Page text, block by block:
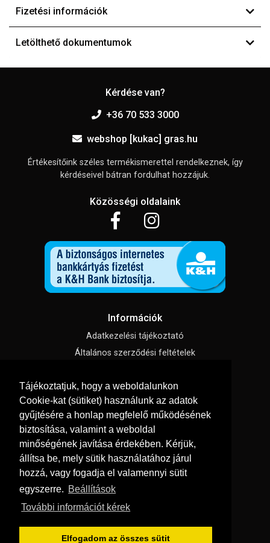
Tájékoztatjuk, hogy a weboldalunkon
Cookie-kat (sütiket) használunk az adatok
gyűjtésére a honlap megfelelő működésének
biztosítása, valamint a weboldal
minőségének javítása érdekében. Kérjük,
állítsa be, mely sütik használatához járul
hozzá, vagy fogadja el valamennyi sütit
egyszerre. Beállítások
További információt kérek
Elfogadom az összes sütit
Fizetési információk
Letölthető dokumentumok
Kérdése van?
+36 70 533 3000
webshop [kukac] gras.hu
Értékesítőink széles termékismerettel rendelkeznek, így
kérdéseivel bátran fordulhat hozzájuk.
Közösségi oldalaink
Információk
Adatkezelési tájékoztató
Általános szerződési feltételek
Süti beállítások
Menü
Hírek, cikkek
Kapcsolat
Letölthető katalógusok
Szállítás és fizetés
Vásárlási feltételek